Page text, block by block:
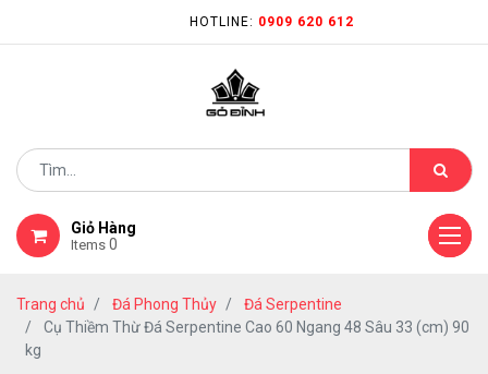
HOTLINE: 0909 620 612
Giỏ Hàng
Items 0
Trang chủ Đá Phong Thủy
Đá Serpentine
Cụ Thiềm Thừ Đá Serpentine Cao 60 Ngang 48 Sâu 33 (cm) 90
kg